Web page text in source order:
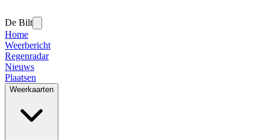
De Bilt
Home
Weerbericht
Regenradar
Nieuws
Plaatsen
Weerkaarten